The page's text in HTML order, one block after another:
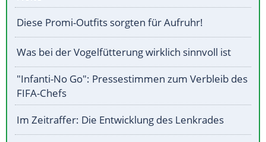
Diese Promi-Outfits sorgten für Aufruhr!
Was bei der Vogelfütterung wirklich sinnvoll ist
"Infanti-No Go": Pressestimmen zum Verbleib des
FIFA-Chefs
Im Zeitraffer: Die Entwicklung des Lenkrades